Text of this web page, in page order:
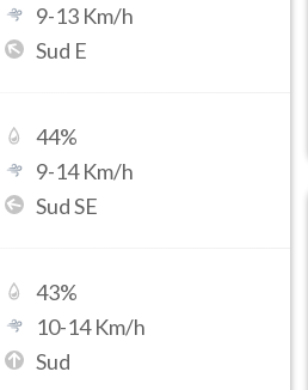
9-13 Km/h
Sud E
44%
9-14Km/h
Sud SE
43%
10-14Km/h
Sud